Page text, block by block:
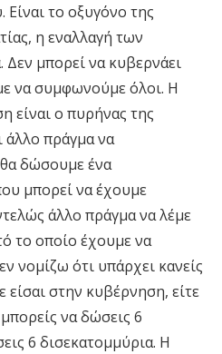
Είναι το οξυγόνο της
η εναλλαγή των
μπορεί να κυβερνάει
να συμφωνούμε όλοι. Η
είναι ο πυρήνας της
άλλο πράγμα να
δώσουμε ένα
μπορεί να έχουμε
άλλο πράγμα να λέμε
το οποίο έχουμε να
νομίζω ότι υπάρχει κανείς
είσαι στην κυβέρνηση, είτε
να δώσεις 6
6 δισεκατομμύρια. Η